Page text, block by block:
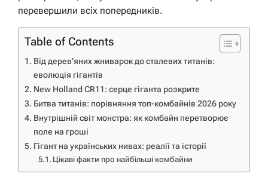
перевершили всіх попередників.
Table of Contents
Від дерев’яних жниварок до сталевих титанів:
еволюція гігантів
New Holland CR11: серце гіганта розкрите
Битва титанів: порівняння топ-комбайнів 2026 року
Внутрішній світ монстра: як комбайн перетворює
поле на гроші
Гігант на українських нивах: реалії та історії
Цікаві факти про найбільші комбайни